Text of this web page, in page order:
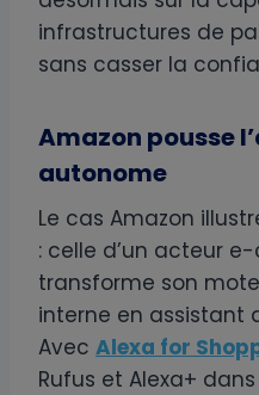
infrastructures de
sans casser la
Amazon pousse
autonome
Le cas Amazon
: celle d’un acteur
transforme son
interne en assistant
Avec Alexa for
Rufus et Alexa+